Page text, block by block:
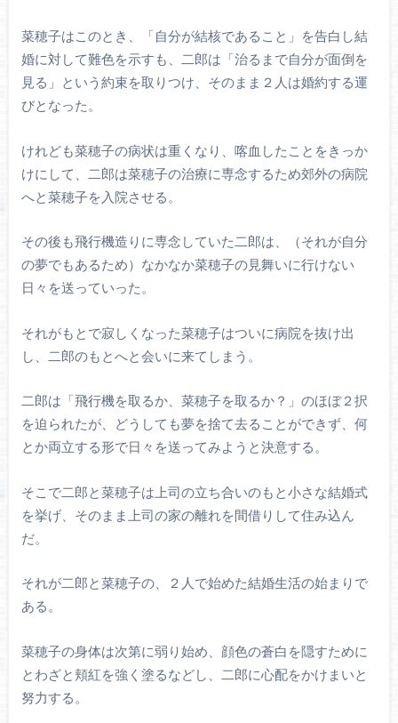
菜穂子はこのとき、「自分が結核であること」を告白し結
婚に対して難色を示すも、二郎は「治るまで自分が面倒を
見る」という約束を取りつけ、そのまま２人は婚約する運
びとなった。
けれども菜穂子の病状は重くなり、喀血したことをきっか
けにして、二郎は菜穂子の治療に専念するため郊外の病院
へと菜穂子を入院させる。
その後も飛行機造りに専念していた二郎は、（それが自分
の夢でもあるため）なかなか菜穂子の見舞いに行けない
日々を送っていった。
それがもとで寂しくなった菜穂子はついに病院を抜け出
し、二郎のもとへと会いに来てしまう。
二郎は「飛行機を取るか、菜穂子を取るか？」のほぼ２択
を迫られたが、どうしても夢を捨て去ることができず、何
とか両立する形で日々を送ってみようと決意する。
そこで二郎と菜穂子は上司の立ち合いのもと小さな結婚式
を挙げ、そのまま上司の家の離れを間借りして住み込ん
だ。
それが二郎と菜穂子の、２人で始めた結婚生活の始まりで
ある。
菜穂子の身体は次第に弱り始め、顔色の蒼白を隠すために
とわざと頬紅を強く塗るなどし、二郎に心配をかけまいと
努力する。